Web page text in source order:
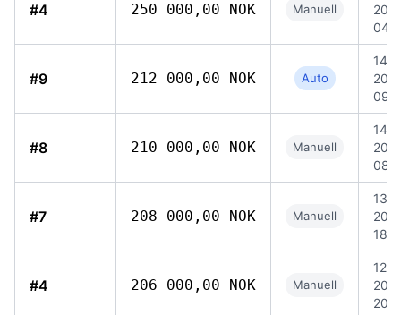
#4 250 000,00 NOK Manuell
#9 212 000,00 NOK Auto
14
#8 210 000,00 NOK Manuell
14
#7 208 000,00 NOK Manuell
13
#4 206 000,00 NOK Manuell
12